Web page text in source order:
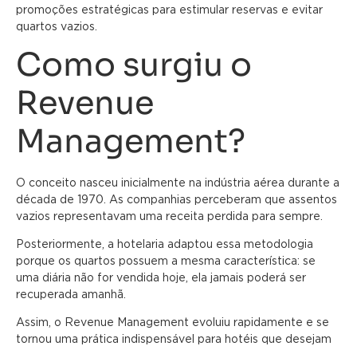
promoções estratégicas para estimular reservas e evitar
quartos vazios.
Como surgiu o
Revenue
Management?
O conceito nasceu inicialmente na indústria aérea durante a
década de 1970. As companhias perceberam que assentos
vazios representavam uma receita perdida para sempre.
Posteriormente, a hotelaria adaptou essa metodologia
porque os quartos possuem a mesma característica: se
uma diária não for vendida hoje, ela jamais poderá ser
recuperada amanhã.
Assim, o Revenue Management evoluiu rapidamente e se
tornou uma prática indispensável para hotéis que desejam